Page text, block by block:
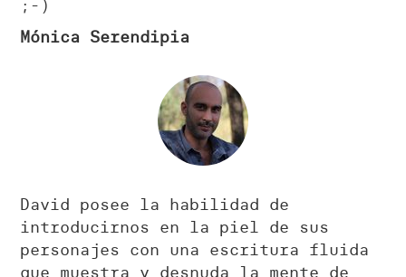
;-)
Mónica Serendipia
David posee la habilidad de
introducirnos en la piel de sus
personajes con una escritura fluida
que muestra y desnuda la mente de